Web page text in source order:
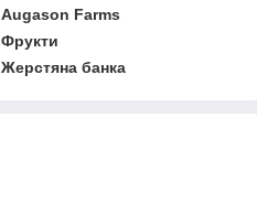
Augason Farms
Фрукти
Жерстяна банка